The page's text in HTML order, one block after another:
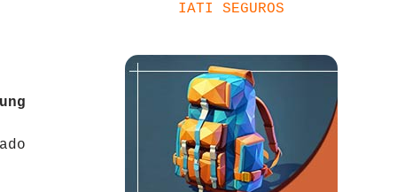
IATI SEGUROS